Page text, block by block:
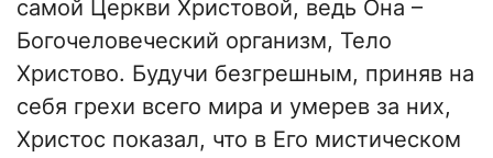
самой Церкви Христовой, ведь Она –
Богочеловеческий организм, Тело
Христово. Будучи безгрешным, приняв на
себя грехи всего мира и умерев за них,
Христос показал, что в Его мистическом